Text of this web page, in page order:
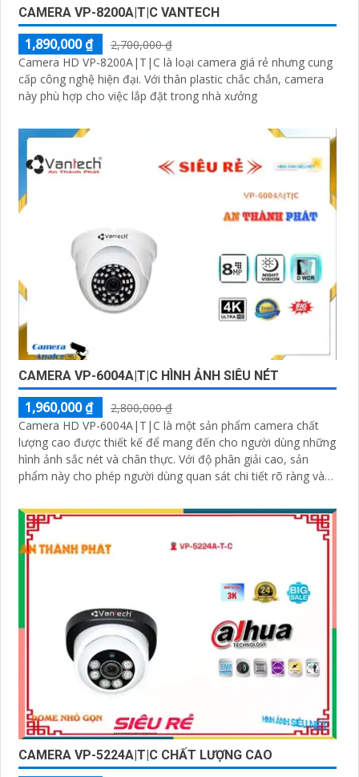
CAMERA VP-8200A|T|C VANTECH
1,890,000 ₫
2,700,000 ₫
Camera HD VP-8200A|T|C là loại camera giá rẻ nhưng cung
cấp công nghệ hiện đại. Với thân plastic chắc chắn, camera
này phù hợp cho việc lắp đặt trong nhà xưởng
CAMERA VP-6004A|T|C HÌNH ẢNH SIÊU NÉT
1,960,000 ₫
2,800,000 ₫
Camera HD VP-6004A|T|C là một sản phẩm camera chất
lượng cao được thiết kế để mang đến cho người dùng những
hình ảnh sắc nét và chân thực. Với độ phân giải cao, sản
phẩm này cho phép người dùng quan sát chi tiết rõ ràng và
CAMERA VP-5224A|T|C CHẤT LƯỢNG CAO